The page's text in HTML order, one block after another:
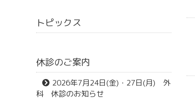
トピックス
休診のご案内
2026年7月24日(金)・27日(月) 外
科 休診のお知らせ